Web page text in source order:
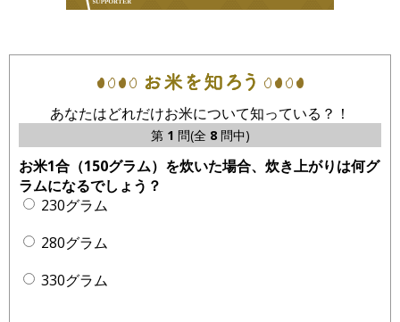
あなたはどれだけお米について知っている？！
第 1 問(全 8問中)
お米1合（150グラム）を炊いた場合、炊き上がりは何グ
ラムになるでしょう？
230グラム
280グラム
330グラム